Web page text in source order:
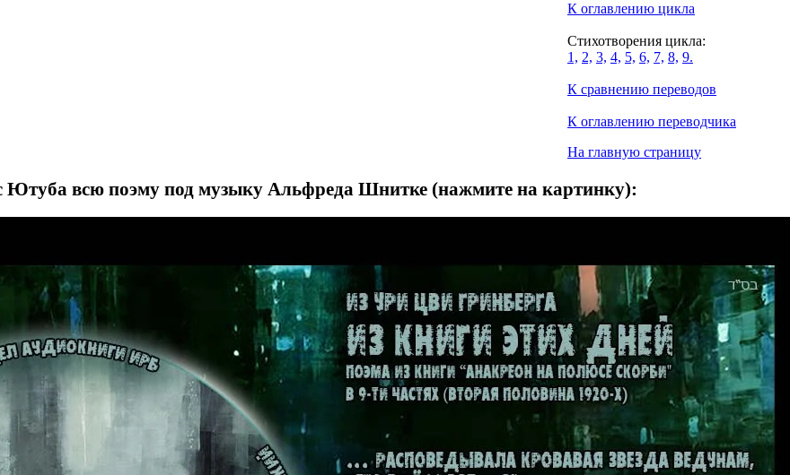
К оглавлению цикла
Стихотворения цикла:
1, 2, 3, 4, 5, 6, 7, 8, 9.
К сравнению переводов
К оглавлению переводчика
На главную страницу
Ютуба всю поэму под музыку Альфреда Шнитке (нажмите на картинку):